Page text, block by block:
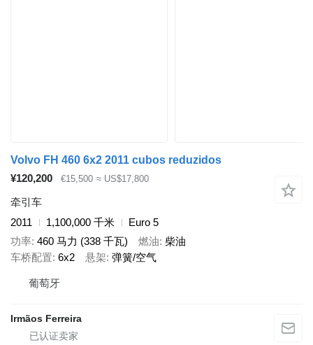
Volvo FH 460 6x2 2011 cubos reduzidos
¥120,200
€15,500 ≈ US$17,800
牵引车
2011
1,100,000 千米
Euro 5
功率 460 马力 (338 千瓦) 燃油 柴油
车桥配置 6x2 悬架 弹簧/空气
葡萄牙
Irmãos Ferreira